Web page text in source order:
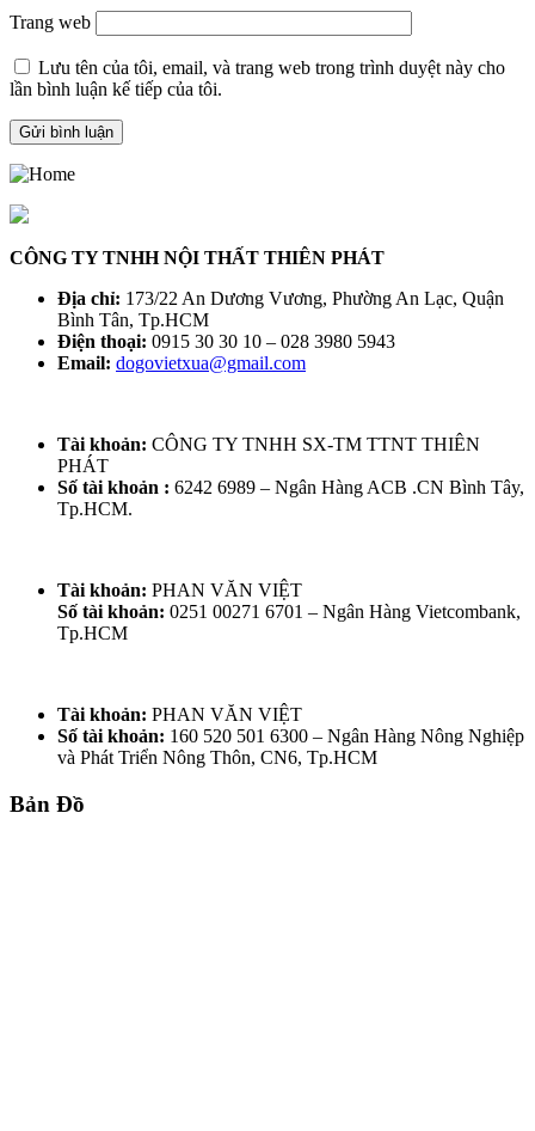
Trang web
Lưu tên của tôi, email, và trang web trong trình duyệt này cho
lần bình luận kế tiếp của tôi.
CÔNG TY TNHH NỘI THẤT THIÊN PHÁT
Địa chỉ: 173/22 An Dương Vương, Phường An Lạc, Quận
Bình Tân, Tp.HCM
Điện thoại: 0915 30 30 10 – 028 3980 5943
Email: dogovietxua@gmail.com
Tài khoản: CÔNG TY TNHH SX-TM TTNT THIÊN
PHÁT
Số tài khoản : 6242 6989 – Ngân Hàng ACB .CN Bình Tây,
Tp.HCM.
Tài khoản: PHAN VĂN VIỆT
Số tài khoản: 0251 00271 6701 – Ngân Hàng Vietcombank,
Tp.HCM
Tài khoản: PHAN VĂN VIỆT
Số tài khoản: 160 520 501 6300 – Ngân Hàng Nông Nghiệp
và Phát Triển Nông Thôn, CN6, Tp.HCM
Bản Đồ